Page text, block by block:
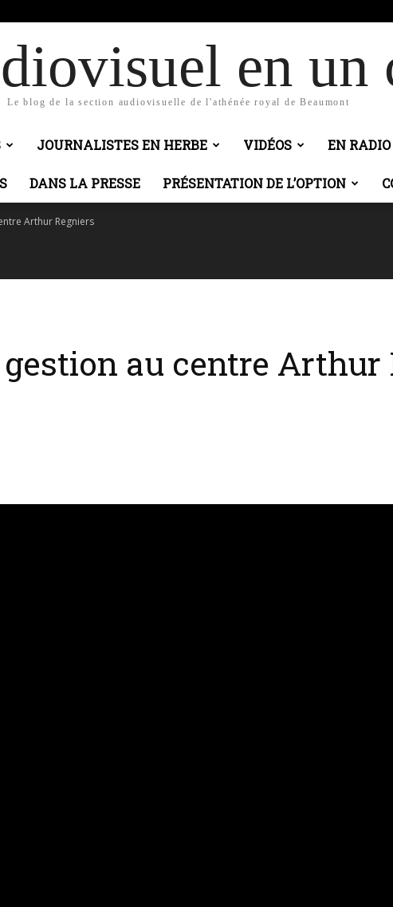
en un
Le blog de la section audiovisuelle de l'athénée royal de Beaumont
JOURNALISTES EN HERBE VIDÉOS EN RADIO
DANS LA PRESSE PRÉSENTATION DE L’OPTION
Arthur Regniers
gestion au centre Arthur